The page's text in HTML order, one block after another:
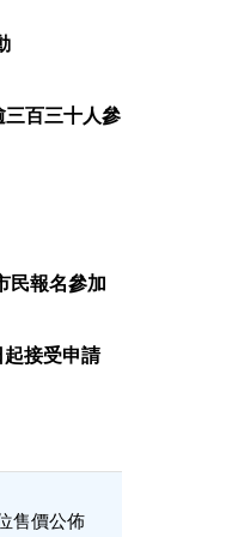
三百三十人參
民報名參加
接受申請
售價公佈